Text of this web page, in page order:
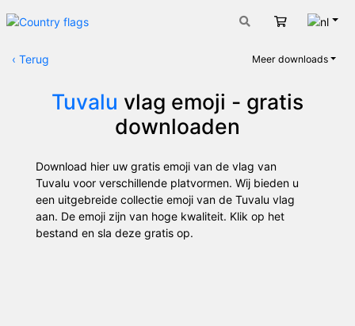
Winkelwagen
‹ Terug Meer downloads
Tuvalu vlag emoji - gratis
downloaden
Download hier uw gratis emoji van de vlag van
Tuvalu voor verschillende platvormen. Wij bieden u
een uitgebreide collectie emoji van de Tuvalu vlag
aan. De emoji zijn van hoge kwaliteit. Klik op het
bestand en sla deze gratis op.